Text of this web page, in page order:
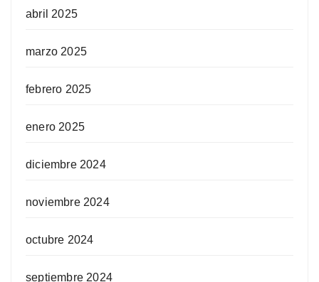
abril 2025
marzo 2025
febrero 2025
enero 2025
diciembre 2024
noviembre 2024
octubre 2024
septiembre 2024